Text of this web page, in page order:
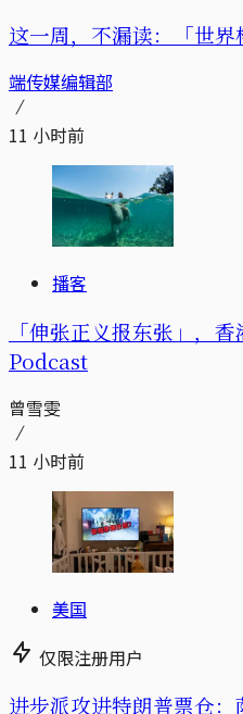
这一周，不漏读：「世
端传媒编辑部
11 小时前
播客
「伸张正义报东张」，
Podcast
曾雪雯
11 小时前
美国
仅限注册用户
进步派攻进特朗普票仓